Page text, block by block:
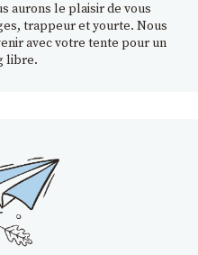
aurons le plaisir de vous
trappeur et yourte. Nous
avec votre tente pour un
libre.